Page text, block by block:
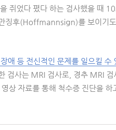
쥐었다 폈다 하는 검사했을 때
징후(Hoffmannsign)를 보이기
애 등 전신적인 문제를 일으킬 수
검사는 MRI 검사로, 경추 MRI 검
상 자료를 통해 척수증 진단을 하